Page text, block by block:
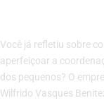
Você já refletiu sobre
aperfeiçoar a
dos pequenos? O
Wilfrido Vasques